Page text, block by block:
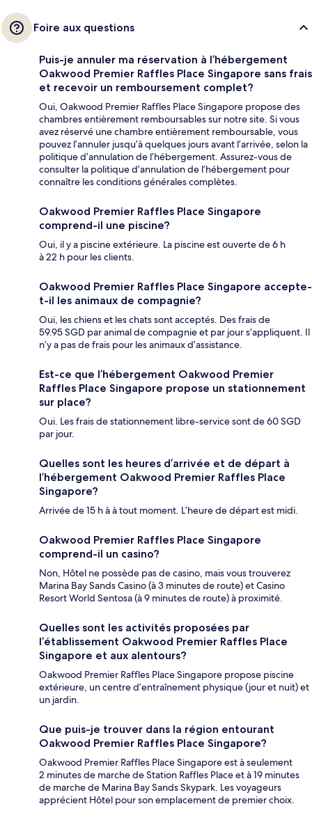
Foire aux questions
Puis-je annuler ma réservation à l’hébergement
Oakwood Premier Raffles Place Singapore sans frais
et recevoir un remboursement complet?
Oui, Oakwood Premier Raffles Place Singapore propose des
chambres entièrement remboursables sur notre site. Si vous
avez réservé une chambre entièrement remboursable, vous
pouvez l’annuler jusqu’à quelques jours avant l’arrivée, selon la
politique d’annulation de l’hébergement. Assurez-vous de
consulter la politique d’annulation de l’hébergement pour
connaître les conditions générales complètes.
Oakwood Premier Raffles Place Singapore
comprend-il une piscine?
Oui, il y a piscine extérieure. La piscine est ouverte de 6 h
à 22 h pour les clients.
Oakwood Premier Raffles Place Singapore accepte-
t-il les animaux de compagnie?
Oui, les chiens et les chats sont acceptés. Des frais de
59.95 SGD par animal de compagnie et par jour s’appliquent. Il
n’y a pas de frais pour les animaux d’assistance.
Est-ce que l’hébergement Oakwood Premier
Raffles Place Singapore propose un stationnement
sur place?
Oui. Les frais de stationnement libre-service sont de 60 SGD
par jour.
Quelles sont les heures d’arrivée et de départ à
l’hébergement Oakwood Premier Raffles Place
Singapore?
Arrivée de 15 h à à tout moment. L’heure de départ est midi.
Oakwood Premier Raffles Place Singapore
comprend-il un casino?
Non, Hôtel ne possède pas de casino, mais vous trouverez
Marina Bay Sands Casino (à 3 minutes de route) et Casino
Resort World Sentosa (à 9 minutes de route) à proximité.
Quelles sont les activités proposées par
l’établissement Oakwood Premier Raffles Place
Singapore et aux alentours?
Oakwood Premier Raffles Place Singapore propose piscine
extérieure, un centre d’entraînement physique (jour et nuit) et
un jardin.
Que puis-je trouver dans la région entourant
Oakwood Premier Raffles Place Singapore?
Oakwood Premier Raffles Place Singapore est à seulement
2 minutes de marche de Station Raffles Place et à 19 minutes
de marche de Marina Bay Sands Skypark. Les voyageurs
apprécient Hôtel pour son emplacement de premier choix.